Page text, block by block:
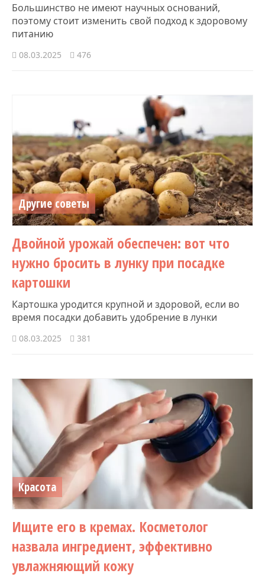
Большинство не имеют научных оснований,
поэтому стоит изменить свой подход к здоровому
питанию
08.03.2025 476
Другие советы
Двойной урожай обеспечен: вот что
нужно бросить в лунку при посадке
картошки
Картошка уродится крупной и здоровой, если во
время посадки добавить удобрение в лунки
08.03.2025 381
Красота
Ищите его в кремах. Косметолог
назвала ингредиент, эффективно
увлажняющий кожу